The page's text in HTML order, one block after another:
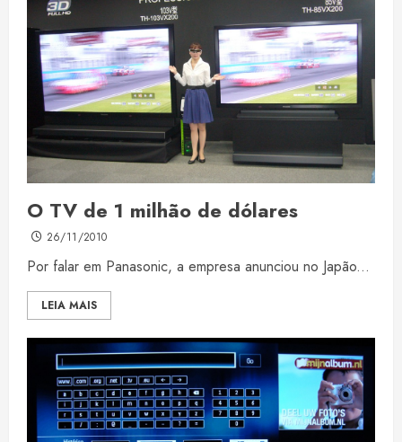
O TV de 1 milhão de dólares
26/11/2010
Por falar em Panasonic, a empresa anunciou no Japão...
LEIA MAIS